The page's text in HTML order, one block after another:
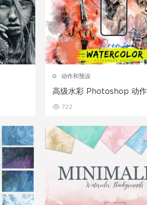
动作和预设
高级水彩 Photoshop 动作
722